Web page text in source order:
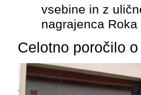
vsebine in z
nagrajenca
Celotno poročilo